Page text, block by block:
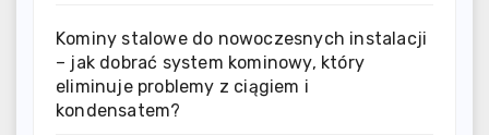
Kominy stalowe do nowoczesnych instalacji
– jak dobrać system kominowy, który
eliminuje problemy z ciągiem i
kondensatem?